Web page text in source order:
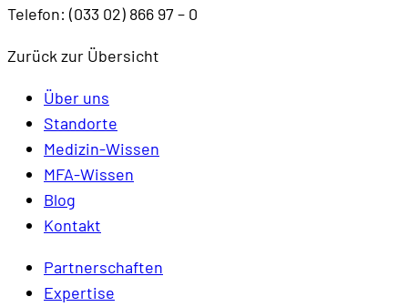
Telefon: (033 02) 866 97 – 0
Zurück zur Übersicht
Über uns
Standorte
Medizin-Wissen
MFA-Wissen
Blog
Kontakt
Partnerschaften
Expertise